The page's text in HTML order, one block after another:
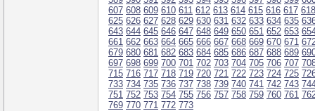
607 608 609 610 611 612 613 614 615 616 617 618
625 626 627 628 629 630 631 632 633 634 635
643 644 645 646 647 648 649 650 651 652 653
661 662 663 664 665 666 667 668 669 670 671
679 680 681 682 683 684 685 686 687 688 689
697 698 699 700 701 702 703 704 705 706 707
715 716 717 718 719 720 721 722 723 724 725
733 734 735 736 737 738 739 740 741 742 743
751 752 753 754 755 756 757 758 759 760 761
769 770 771 772 773